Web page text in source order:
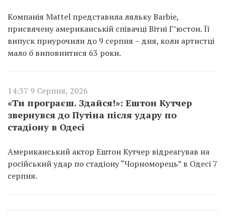
Компанія Mattel представила ляльку Barbie,
присвячену американській співачці Вітні Г’юстон. Її
випуск приурочили до 9 серпня – дня, коли артистці
мало б виповнитися 63 роки.
14:37 9 Серпня, 2026
«Ти програєш. Здайся!»: Ештон Кутчер
звернувся до Путіна після удару по
стадіону в Одесі
Американський актор Ештон Кутчер відреагував на
російський удар по стадіону “Чорноморець” в Одесі 7
серпня.